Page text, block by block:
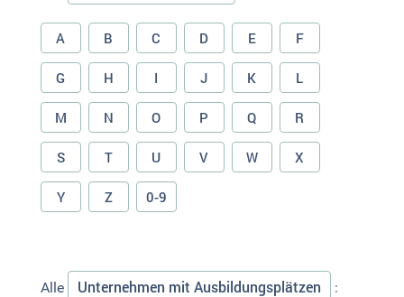
A B C D E F
G H I J K L
M N O P Q R
S T U V W X
Y Z 0-9
Alle Unternehmen mit Ausbildungsplätzen :